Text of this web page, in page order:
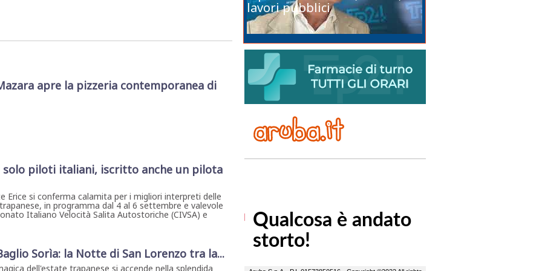
apre la pizzeria contemporanea di
solo piloti italiani, iscritto anche un pilota
Erice si conferma calamita per i migliori interpreti delle
in programma dal 4 al 6 settembre e valevole
Italiano Velocità Salita Autostoriche (CIVSA) e
Sorìa: la Notte di San Lorenzo tra la...
dell'estate trapanese si accende nella splendida
lavori pubblici